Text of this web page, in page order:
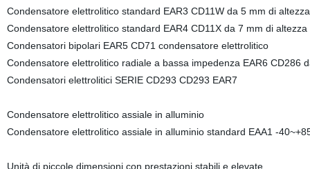
Condensatore elettrolitico standard EAR3 CD11W da 5 mm di
Condensatore elettrolitico standard EAR4 CD11X da 7 mm di altezza
Condensatori bipolari EAR5 CD71 condensatore elettrolitico
Condensatore elettrolitico radiale a bassa impedenza EAR6 CD286
Condensatori elettrolitici SERIE CD293 CD293 EAR7
Condensatore elettrolitico assiale in alluminio
Condensatore elettrolitico assiale in alluminio standard EAA1 -
Unità di piccole dimensioni con prestazioni stabili e elevate